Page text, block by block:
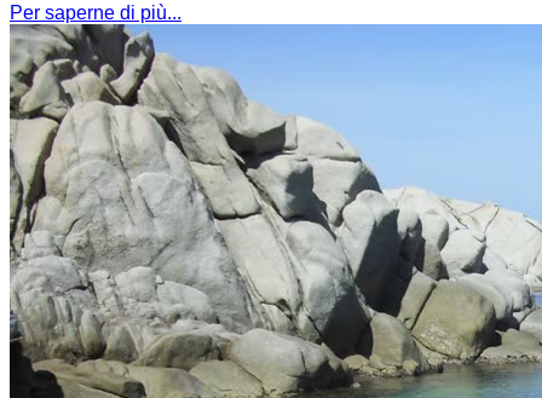
Per saperne di più...